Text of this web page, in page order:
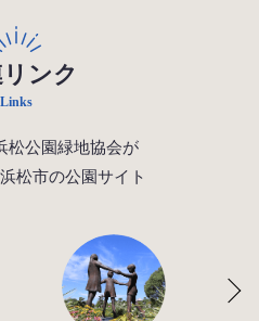
ンク
Links
松公園緑地協会が
松市の公園サイト